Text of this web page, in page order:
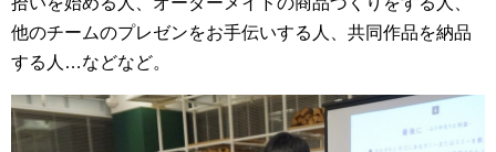
他のチームのプレゼンをお手伝いする人、共同作品を納品
する人…などなど。